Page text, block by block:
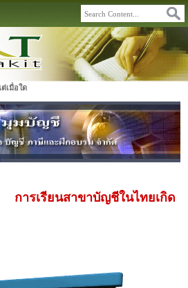
เมื่อใด
การเรียนสาขาบัญชีในไทยเกิด